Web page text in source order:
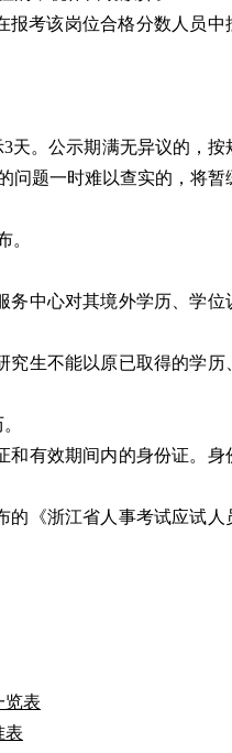
报考该岗位合格分数人员中
天。公示期满无异议的，按
问题一时难以查实的，将暂
。
务中心对其境外学历、学位
究生不能以原已取得的学历
和有效期间内的身份证。身
的《浙江省人事考试应试人
览表
表